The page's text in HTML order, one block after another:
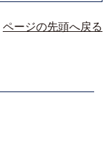
ページの先頭へ戻る